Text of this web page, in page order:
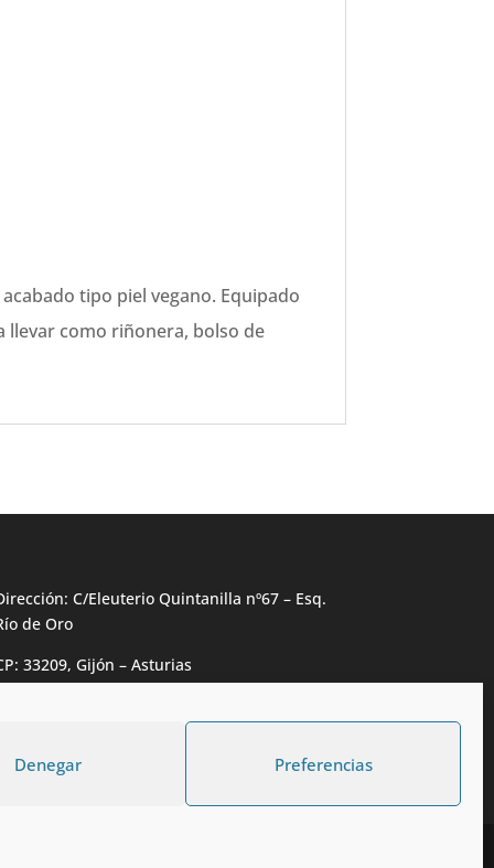
Denegar Preferencias
tipo piel vegano. Equipado
llevar como riñonera, bolso de
C/Eleuterio Quintanilla nº67 – Esq.
de Oro
33209, Gijón – Asturias